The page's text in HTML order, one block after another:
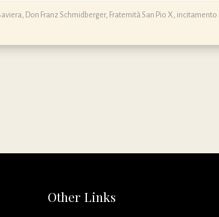
, Don Franz Schmidberger, Fraternità San Pio X, incitamento
Other Links